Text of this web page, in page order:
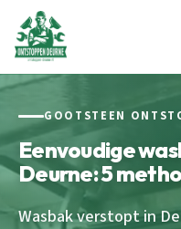
GOOTSTEEN
Eenvoudige
Deurne: 5
Wasbak verstopt in